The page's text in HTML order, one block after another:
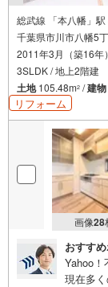
総武線 「本八幡」
千葉県市川市八幡5
2011年3月（築16年）
3SLDK / 地上2階建
土地105.48m2 /建物
リフォーム
画像28
おすす
Yahoo！
現在多